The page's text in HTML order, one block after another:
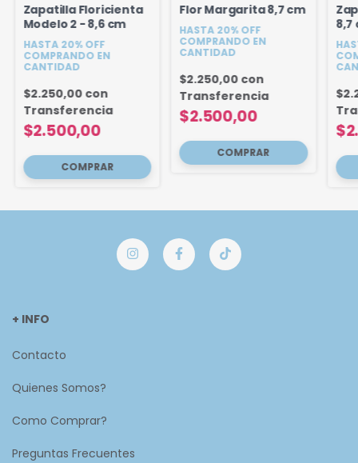
Zapatilla Floricienta
Modelo 2 - 8,6 cm
HASTA 20% OFF
COMPRANDO EN
CANTIDAD
$2.500,00
$2.250,00 con
Transferencia
Flor Margarita 8,7 cm
HASTA 20% OFF
COMPRANDO EN
CANTIDAD
$2.500,00
$2.250,00 con
Transferencia
8,7
+ INFO
Contacto
Quienes Somos?
Como Comprar?
Preguntas Frecuentes